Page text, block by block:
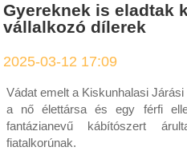
Gyereknek is eladtak
vállalkozó dílerek
2025-03-12 17:09
Vádat emelt a Kiskunhalasi
a nő élettársa és egy férfi
fantázianevű kábítószert
fiatalkorúnak.